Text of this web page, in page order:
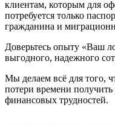
клиентам, которым для
потребуется только
гражданина и
Доверьтесь опыту «Ваш
выгодного, надежного
Мы делаем всё для того,
потери времени
финансовых трудностей.